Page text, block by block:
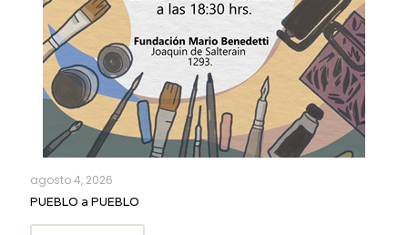
agosto 4, 2026
PUEBLO a PUEBLO